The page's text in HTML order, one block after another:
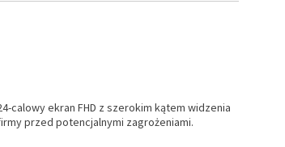
calowy ekran FHD z szerokim kątem widzenia
przed potencjalnymi zagrożeniami.